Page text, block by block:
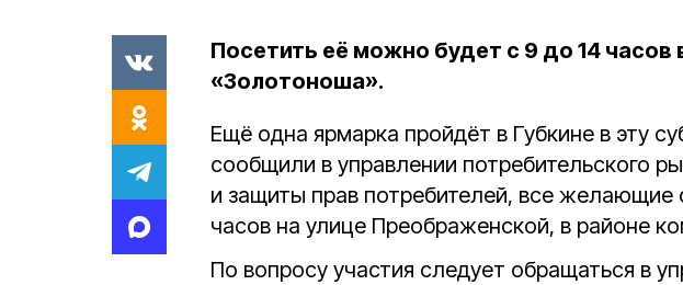
Посетить её можно будет с 9 до 14 часов
«Золотоноша».
Ещё одна ярмарка пройдёт в Губкине в эту
сообщили в управлении потребительского
и защиты прав потребителей, все желающие
часов на улице Преображенской, в районе
По вопросу участия следует обращаться в